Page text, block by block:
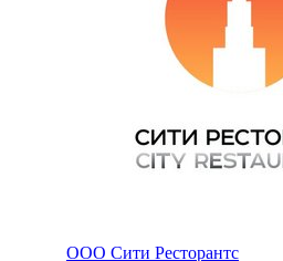
ООО Сити Ресторантс